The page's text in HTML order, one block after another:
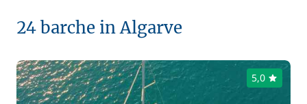
24 barche in Algarve
5,0